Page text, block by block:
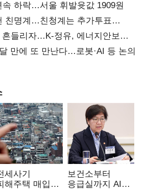
속 하락…서울 휘발윳값 1909원
친명계…친청계는 추가투표
흔들리자…K-정유, 에너지안보
만에 또 만난다…로봇·AI 등 논의
세사기
해주택 매입
보건소부터
응급실까지 AI